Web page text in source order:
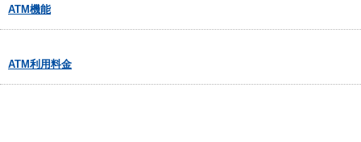
ATM機能
ATM利用料金